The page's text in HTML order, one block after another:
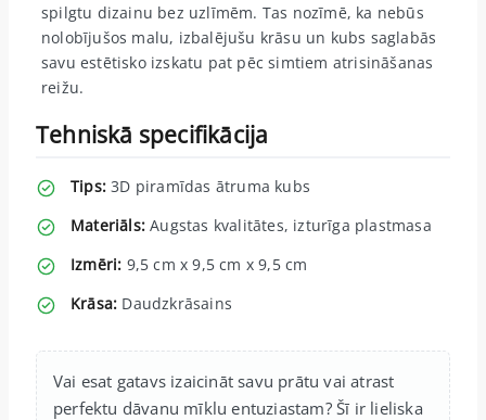
spilgtu dizainu bez uzlīmēm. Tas nozīmē, ka nebūs
nolobījušos malu, izbalējušu krāsu un kubs saglabās
savu estētisko izskatu pat pēc simtiem atrisināšanas
reižu.
Tehniskā specifikācija
Tips: 3D piramīdas ātruma kubs
Materiāls: Augstas kvalitātes, izturīga plastmasa
Izmēri: 9,5 cm x 9,5 cm x 9,5 cm
Krāsa: Daudzkrāsains
Vai esat gatavs izaicināt savu prātu vai atrast
perfektu dāvanu mīklu entuziastam? Šī ir lieliska